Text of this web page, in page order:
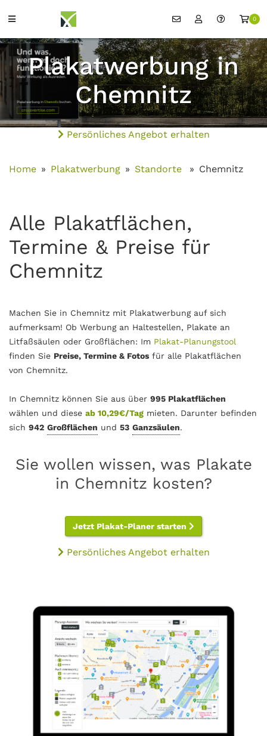
0
Plakatwerbung in
Chemnitz
Persönliches Angebot erhalten
Home Plakatwerbung Standorte Chemnitz
Alle Plakatflächen,
Termine & Preise für
Chemnitz
Machen Sie in Chemnitz mit Plakatwerbung auf sich
aufmerksam! Ob Werbung an Haltestellen, Plakate an
Litfaßsäulen oder Großflächen: Im Plakat-Planungstool
finden Sie Preise, Termine & Fotos für alle Plakatflächen
von Chemnitz.
In Chemnitz können Sie aus über 995 Plakatflächen
wählen und diese ab 10,29€/Tag mieten. Darunter befinden
sich 942 Großflächen und 53 Ganzsäulen.
Sie wollen wissen, was Plakate
in Chemnitz kosten?
Jetzt Plakat-Planer starten
Persönliches Angebot erhalten